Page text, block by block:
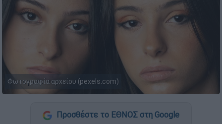
Φωτογραφία αρχείου (pexels.com)
Προσθέστε το ΕΘΝΟΣ στη Google